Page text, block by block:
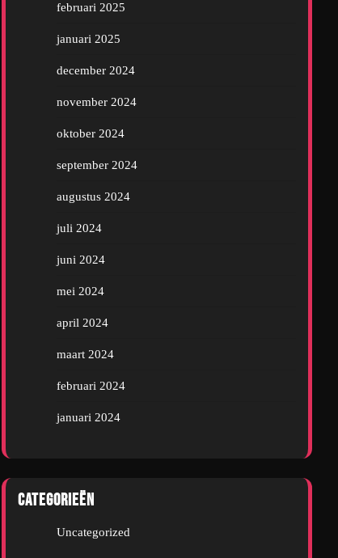
februari 2025
januari 2025
december 2024
november 2024
oktober 2024
september 2024
augustus 2024
juli 2024
juni 2024
mei 2024
april 2024
maart 2024
februari 2024
januari 2024
Categorieën
Uncategorized